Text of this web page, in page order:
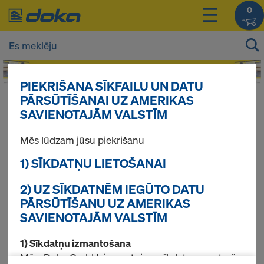
0
Jūsu produktu cenas Jūs varat redzēt
pieslēdzoties.
Aizsargmargas
Atrasti 2 produkti
Pirktākās preces
PIEKRIŠANA SĪKFAILU UN DATU
PĀRSŪTĪŠANAI UZ AMERIKAS
SAVIENOTAJĀM VALSTĪM
Mēs lūdzam jūsu piekrišanu
1) SĪKDATŅU LIETOŠANAI
2) UZ SĪKDATNĒM IEGŪTO DATU
PĀRSŪTĪŠANU UZ AMERIKAS
SAVIENOTAJĀM VALSTĪM
1) Sīkdatņu izmantošana
Mēs, Doka GmbH, izmantojam sīkdatnes un trešo